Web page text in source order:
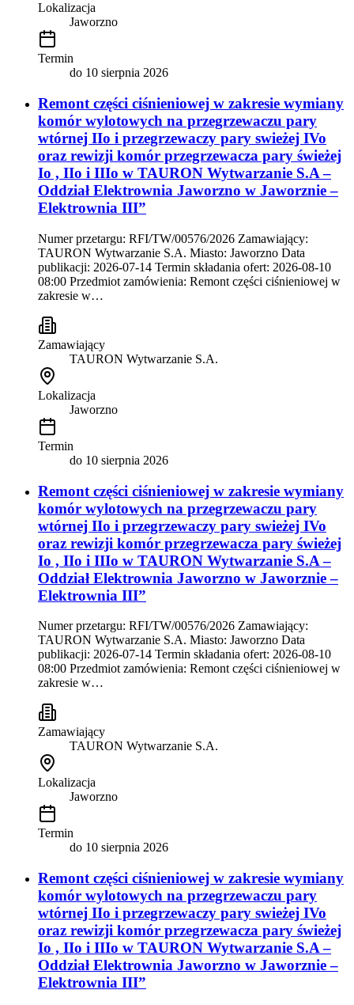
Lokalizacja
Jaworzno
Termin
do 10 sierpnia 2026
Remont części ciśnieniowej w zakresie wymiany
komór wylotowych na przegrzewaczu pary
wtórnej IIo i przegrzewaczy pary swieżej IVo
oraz rewizji komór przegrzewacza pary świeżej
Io , IIo i IIIo w TAURON Wytwarzanie S.A –
Oddział Elektrownia Jaworzno w Jaworznie –
Elektrownia III”
Numer przetargu: RFI/TW/00576/2026 Zamawiający:
TAURON Wytwarzanie S.A. Miasto: Jaworzno Data
publikacji: 2026-07-14 Termin składania ofert: 2026-08-10
08:00 Przedmiot zamówienia: Remont części ciśnieniowej w
zakresie w…
Zamawiający
TAURON Wytwarzanie S.A.
Lokalizacja
Jaworzno
Termin
do 10 sierpnia 2026
Remont części ciśnieniowej w zakresie wymiany
komór wylotowych na przegrzewaczu pary
wtórnej IIo i przegrzewaczy pary swieżej IVo
oraz rewizji komór przegrzewacza pary świeżej
Io , IIo i IIIo w TAURON Wytwarzanie S.A –
Oddział Elektrownia Jaworzno w Jaworznie –
Elektrownia III”
Numer przetargu: RFI/TW/00576/2026 Zamawiający:
TAURON Wytwarzanie S.A. Miasto: Jaworzno Data
publikacji: 2026-07-14 Termin składania ofert: 2026-08-10
08:00 Przedmiot zamówienia: Remont części ciśnieniowej w
zakresie w…
Zamawiający
TAURON Wytwarzanie S.A.
Lokalizacja
Jaworzno
Termin
do 10 sierpnia 2026
Remont części ciśnieniowej w zakresie wymiany
komór wylotowych na przegrzewaczu pary
wtórnej IIo i przegrzewaczy pary swieżej IVo
oraz rewizji komór przegrzewacza pary świeżej
Io , IIo i IIIo w TAURON Wytwarzanie S.A –
Oddział Elektrownia Jaworzno w Jaworznie –
Elektrownia III”